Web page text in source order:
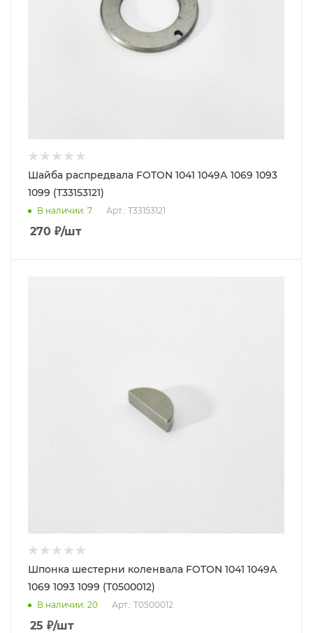
Шайба распредвала FOTON 1041 1049А 1069 1093
1099 (T33153121)
В наличии: 7 Арт.: T33153121
270 ₽/шт
Шпонка шестерни коленвала FOTON 1041 1049А
1069 1093 1099 (T0500012)
В наличии: 20 Арт.: T0500012
25 ₽/шт